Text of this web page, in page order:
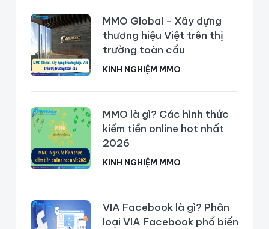
MMO Global - Xây dựng
thương hiệu Việt trên thị
trường toàn cầu
KINH NGHIỆM MMO
MMO là gì? Các hình thức
kiếm tiền online hot nhất
2026
KINH NGHIỆM MMO
VIA Facebook là gì? Phân
loại VIA Facebook phổ biến